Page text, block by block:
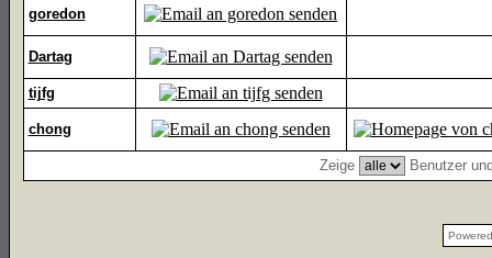
goredon
Dartag
tijfg
chong
Zeige Benutzer